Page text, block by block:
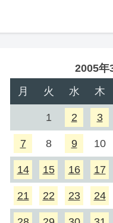
2005年
月
火 水 木
1 2 3
7 8 9 10
14 15 16 17
21 22 23 24